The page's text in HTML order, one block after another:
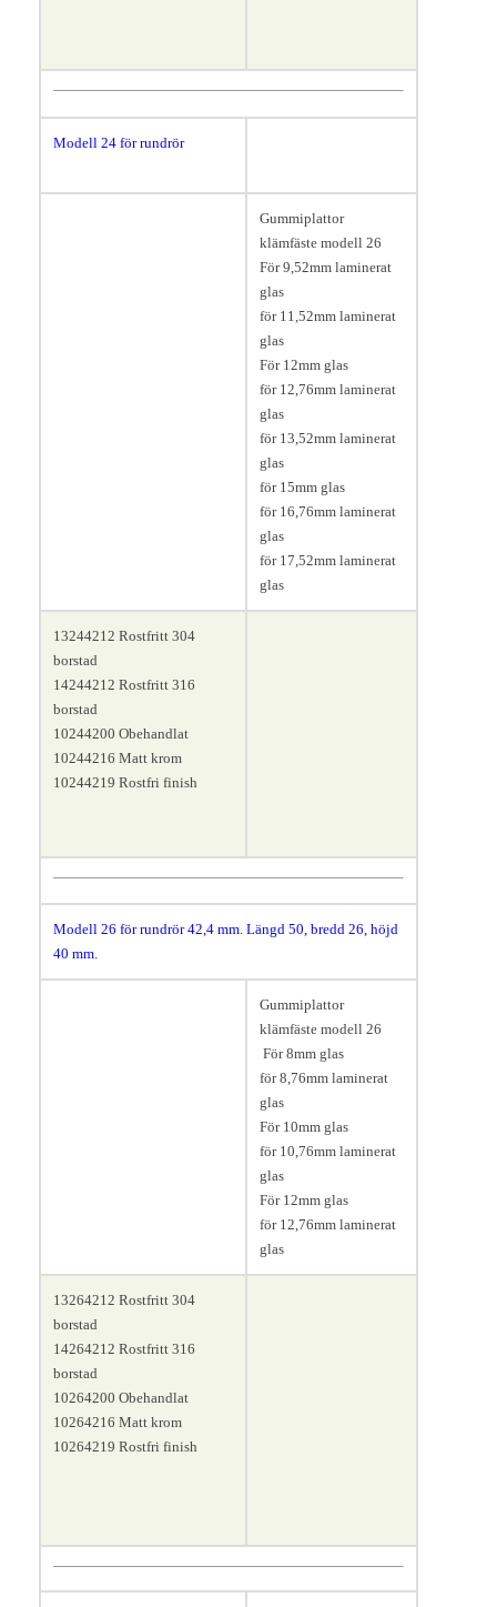
Modell 24 för rundrör
Gummiplattor
klämfäste modell 26
För 9,52mm laminerat
glas
för 11,52mm laminerat
glas
För 12mm glas
för 12,76mm laminerat
glas
för 13,52mm laminerat
glas
för 15mm glas
för 16,76mm laminerat
glas
för 17,52mm laminerat
glas
13244212 Rostfritt 304
borstad
14244212 Rostfritt 316
borstad
10244200 Obehandlat
10244216 Matt krom
10244219 Rostfri finish
Modell 26 för rundrör 42,4 mm. Längd 50, bredd 26, höjd
40 mm.
Gummiplattor
klämfäste modell 26
För 8mm glas
för 8,76mm laminerat
glas
För 10mm glas
för 10,76mm laminerat
glas
För 12mm glas
för 12,76mm laminerat
glas
13264212 Rostfritt 304
borstad
14264212 Rostfritt 316
borstad
10264200 Obehandlat
10264216 Matt krom
10264219 Rostfri finish